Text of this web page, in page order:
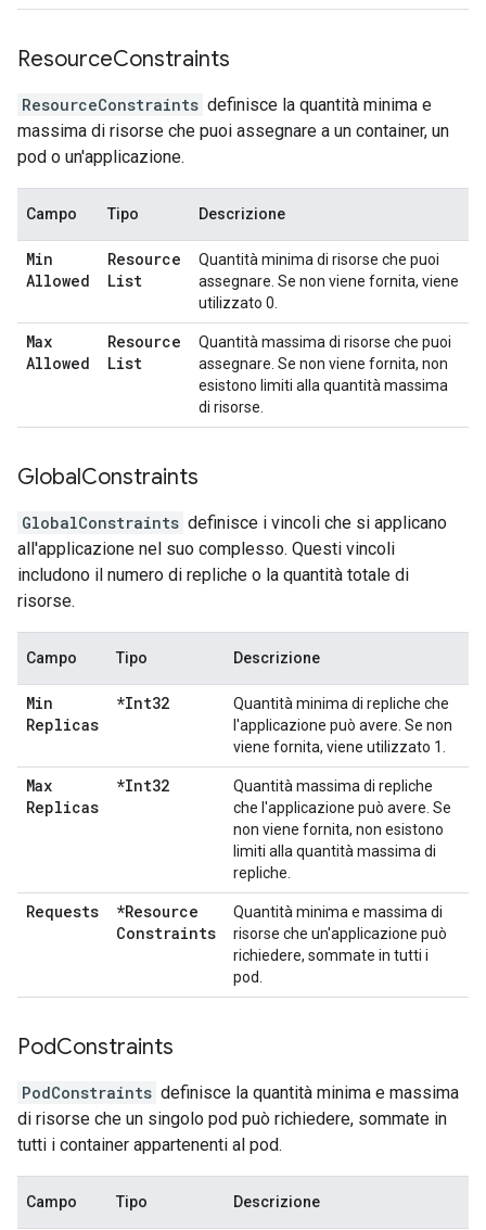
ResourceConstraints
ResourceConstraints definisce la quantità minima e
massima di risorse che puoi assegnare a un container, un
pod o un'applicazione.
Campo Tipo Descrizione
Min
Allowed
Resource
List
Quantità minima di risorse che puoi
assegnare. Se non viene fornita, viene
utilizzato 0.
Max
Allowed
Resource
List
Quantità massima di risorse che puoi
assegnare. Se non viene fornita, non
esistono limiti alla quantità massima
di risorse.
GlobalConstraints
GlobalConstraints definisce i vincoli che si applicano
all'applicazione nel suo complesso. Questi vincoli
includono il numero di repliche o la quantità totale di
risorse.
Campo Tipo Descrizione
Min
Replicas
*Int32
Quantità minima di repliche che
l'applicazione può avere. Se non
viene fornita, viene utilizzato 1.
Max
Replicas
*Int32
Quantità massima di repliche
che l'applicazione può avere. Se
non viene fornita, non esistono
limiti alla quantità massima di
repliche.
Requests
*Resource
Constraints
Quantità minima e massima di
risorse che un'applicazione può
richiedere, sommate in tutti i
pod.
PodConstraints
PodConstraints definisce la quantità minima e massima
di risorse che un singolo pod può richiedere, sommate in
tutti i container appartenenti al pod.
Campo Tipo Descrizione